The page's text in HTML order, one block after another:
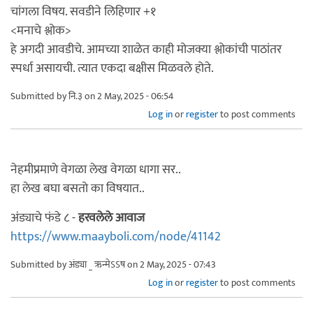
चांगला विषय. सवडीने लिहिणार +१
<मनाचे श्लोक>
हे अगदी आवडीचे. आमच्या शाळेत काही मोजक्या श्लोकांची पाठांतर
स्पर्धा असायची. त्यात एकदा बक्षीस मिळवले होते.
Submitted byनि.३on 2 May, 2025 - 06:54
Log inorregisterto post comments
नेहमीप्रमाणे वेगळा लेख वेगळा धागा सर..
हा लेख बघा बसतो का विषयात..
अंड्याचे फंडे ८ -हरवलेले आवाज
https://www.maayboli.com/node/41142
Submitted byअंड्या _ ऋन्मेऽऽषon 2 May, 2025 - 07:43
Log inorregisterto post comments